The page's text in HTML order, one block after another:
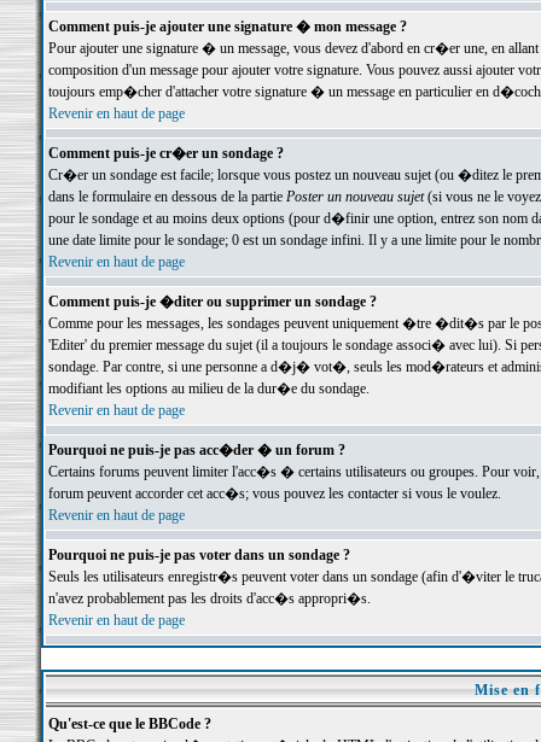
Comment puis-je ajouter une signature � mon message ?
Pour ajouter une signature � un message, vous devez d'abord en cr�er une, en
composition d'un message pour ajouter votre signature. Vous pouvez aussi ajouter
toujours emp�cher d'attacher votre signature � un message en particulier en
Revenir en haut de page
Comment puis-je cr�er un sondage ?
Cr�er un sondage est facile; lorsque vous postez un nouveau sujet (ou �ditez le
dans le formulaire en dessous de la partie Poster un nouveau sujet(si vous ne le voyez
pour le sondage et au moins deux options (pour d�finir une option, entrez son nom
une date limite pour le sondage; 0 est un sondage infini. Il y a une limite pour le
Revenir en haut de page
Comment puis-je �diter ou supprimer un sondage ?
Comme pour les messages, les sondages peuvent uniquement �tre �dit�s par le
'Editer' du premier message du sujet (il a toujours le sondage associ� avec lui). Si
sondage. Par contre, si une personne a d�j� vot�, seuls les mod�rateurs et
modifiant les options au milieu de la dur�e du sondage.
Revenir en haut de page
Pourquoi ne puis-je pas acc�der � un forum ?
Certains forums peuvent limiter l'acc�s � certains utilisateurs ou groupes. Pour
forum peuvent accorder cet acc�s; vous pouvez les contacter si vous le voulez.
Revenir en haut de page
Pourquoi ne puis-je pas voter dans un sondage ?
Seuls les utilisateurs enregistr�s peuvent voter dans un sondage (afin d'�viter le
n'avez probablement pas les droits d'acc�s appropri�s.
Revenir en haut de page
Mise en
Qu'est-ce que le BBCode ?